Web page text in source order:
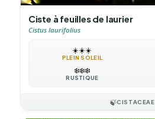
Ciste à feuilles de laurier
Cistus laurifolius
☀️☀️☀️
PLEIN SOLEIL
❄️❄️❄️
RUSTIQUE
🍃CISTACEAE